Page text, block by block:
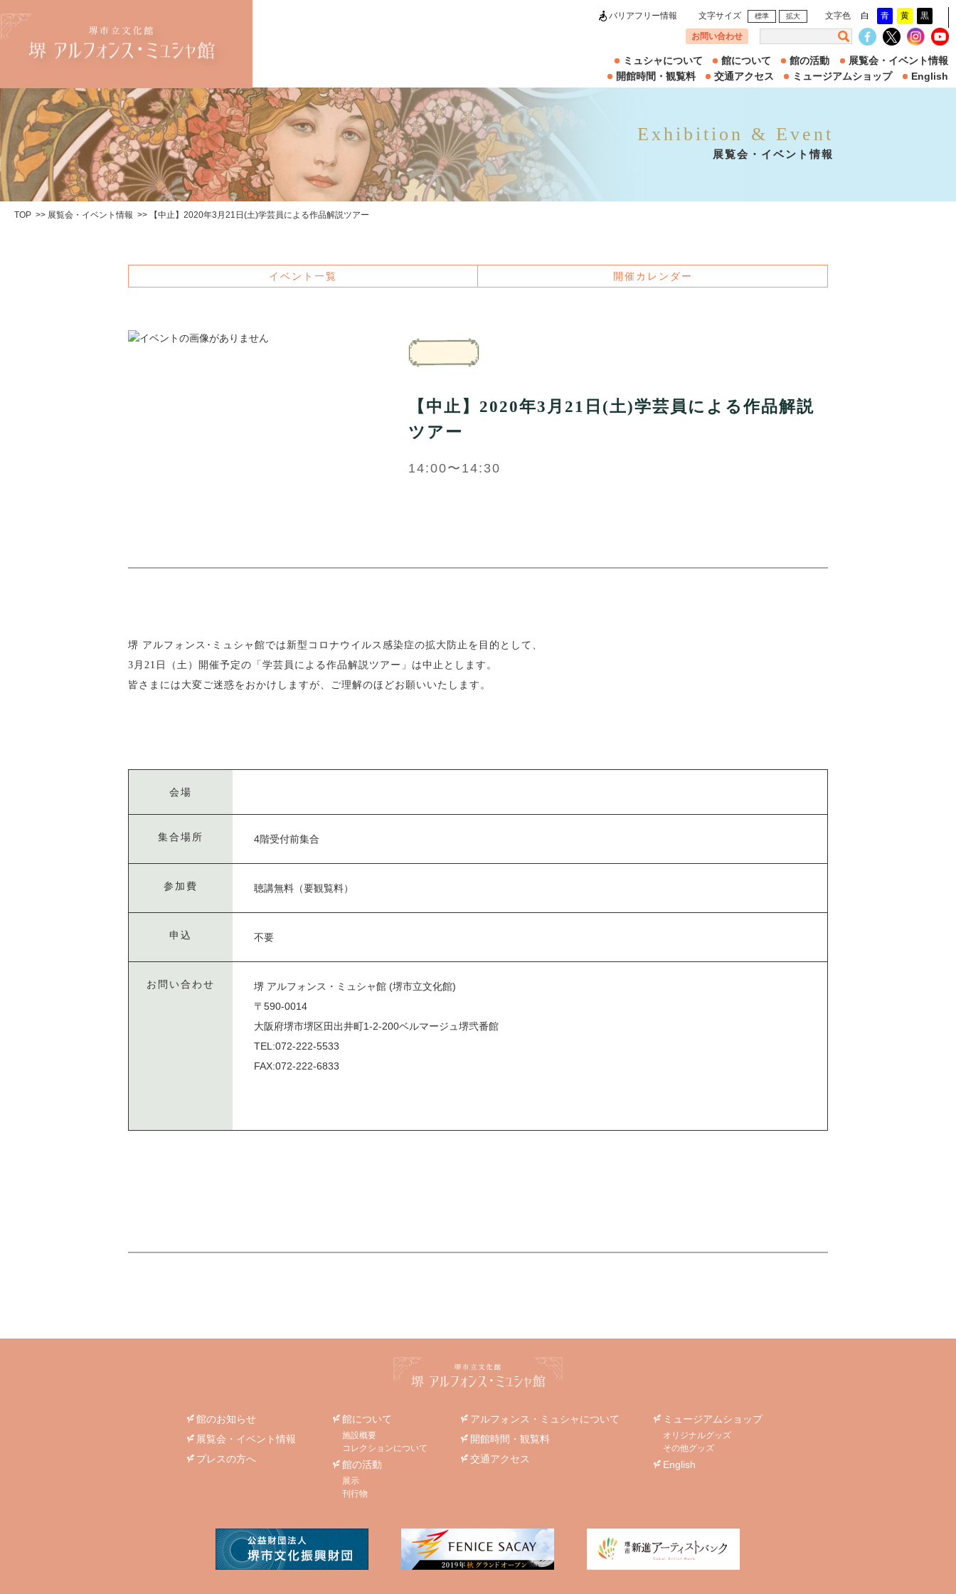
バリアフリー情報 文字サイズ 標準 拡大 文字色 白 青 黄 黒
お問い合わせ
ミュシャについて 館について 館の活動
展覧会・イベント情報
開館時間・観覧料
交通アクセス ミュージアムショップ English
Exhibition & Event
展覧会・イベント情報
TOP 展覧会・イベント情報 【中止】2020年3月21日(土)学芸員による作品解説ツアー
イベント一覧 開催カレンダー
【中止】2020年3月21日(土)学芸員による作品解説
ツアー
14:00〜14:30
堺 アルフォンス･ミュシャ館では新型コロナウイルス感染症の拡大防止を目的として、
3月21日（土）開催予定の「学芸員による作品解説ツアー」は中止とします。
皆さまには大変ご迷惑をおかけしますが、ご理解のほどお願いいたします。
会場
集合場所 4階受付前集合
参加費 聴講無料（要観覧料）
申込 不要
お問い合わせ
堺 アルフォンス・ミュシャ館 (堺市立文化館)
〒590-0014
大阪府堺市堺区田出井町1-2-200ベルマージュ堺弐番館
TEL:072-222-5533
FAX:072-222-6833
館のお知らせ
展覧会・イベント情報
プレスの方へ
館について
施設概要
コレクションについて
館の活動
展示
刊行物
アルフォンス・ミュシャについて
開館時間・観覧料
交通アクセス
ミュージアムショップ
オリジナルグッズ
その他グッズ
English